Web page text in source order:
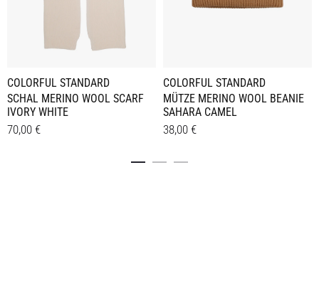
COLORFUL STANDARD
SCHAL MERINO WOOL SCARF
IVORY WHITE
70,00 €
COLORFUL STANDARD
MÜTZE MERINO WOOL BEANIE
SAHARA CAMEL
38,00 €